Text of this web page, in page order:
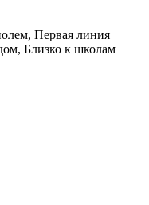
Первая линия
Близко к школам